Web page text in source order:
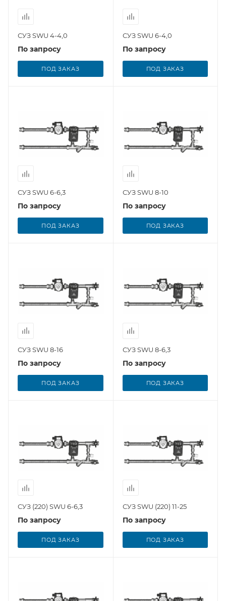
СУЗ SWU 4-4,0
По запросу
ПОД ЗАКАЗ
СУЗ SWU 6-4,0
По запросу
ПОД ЗАКАЗ
СУЗ SWU 6-6,3
По запросу
ПОД ЗАКАЗ
СУЗ SWU 8-10
По запросу
ПОД ЗАКАЗ
СУЗ SWU 8-16
По запросу
ПОД ЗАКАЗ
СУЗ SWU 8-6,3
По запросу
ПОД ЗАКАЗ
СУЗ (220) SWU 6-6,3
По запросу
ПОД ЗАКАЗ
СУЗ SWU (220) 11-25
По запросу
ПОД ЗАКАЗ